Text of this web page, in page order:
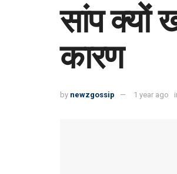
सांप क्यों
कारण
by newzgossip 1 year ago